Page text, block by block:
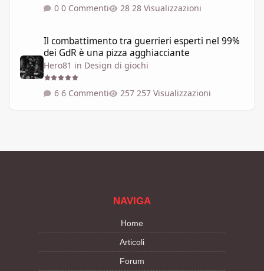
0 Commenti 28 Visualizzazioni
Il combattimento tra guerrieri esperti nel 99%
dei GdR è una pizza agghiacciante
Hero81 in Design di giochi
6 Commenti 257 Visualizzazioni
NAVIGA
Home
Articoli
Forum